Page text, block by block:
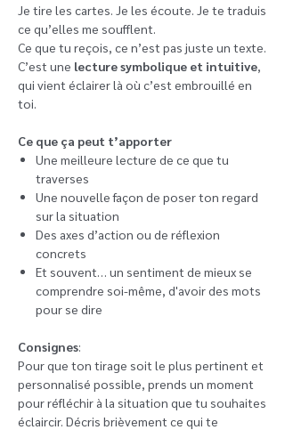
Je tire les cartes. Je les écoute. Je te traduis
ce qu’elles me soufflent.
Ce que tu reçois, ce n’est pas juste un texte.
C’est une lecture symbolique et intuitive,
qui vient éclairer là où c’est embrouillé en
toi.
Ce que ça peut t’apporter
Une meilleure lecture de ce que tu
traverses
Une nouvelle façon de poser ton regard
sur la situation
Des axes d’action ou de réflexion
concrets
Et souvent… un sentiment de mieux se
comprendre soi-même, d'avoir des mots
pour se dire
Consignes:
Pour que ton tirage soit le plus pertinent et
personnalisé possible, prends un moment
pour réfléchir à la situation que tu souhaites
éclaircir. Décris brièvement ce qui te